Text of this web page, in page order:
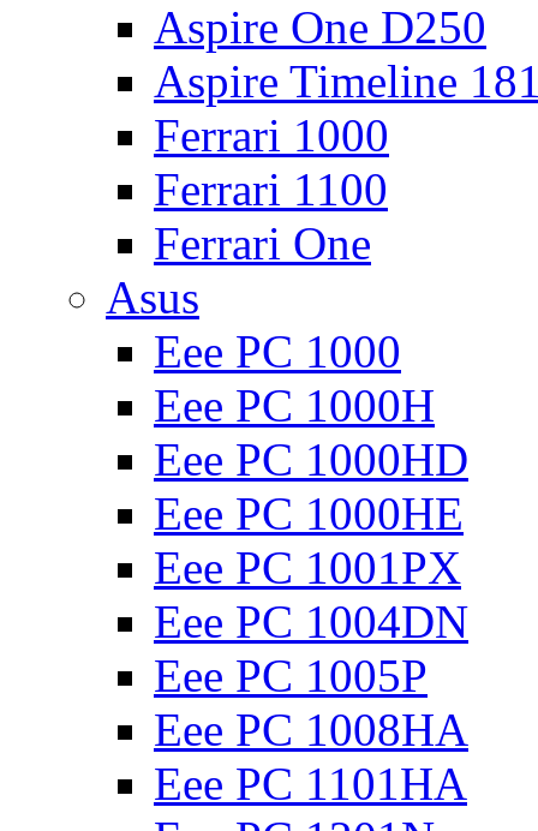
Aspire One D250
Aspire Timeline
Ferrari 1000
Ferrari 1100
Ferrari One
Asus
Eee PC 1000
Eee PC 1000H
Eee PC 1000HD
Eee PC 1000HE
Eee PC 1001PX
Eee PC 1004DN
Eee PC 1005P
Eee PC 1008HA
Eee PC 1101HA